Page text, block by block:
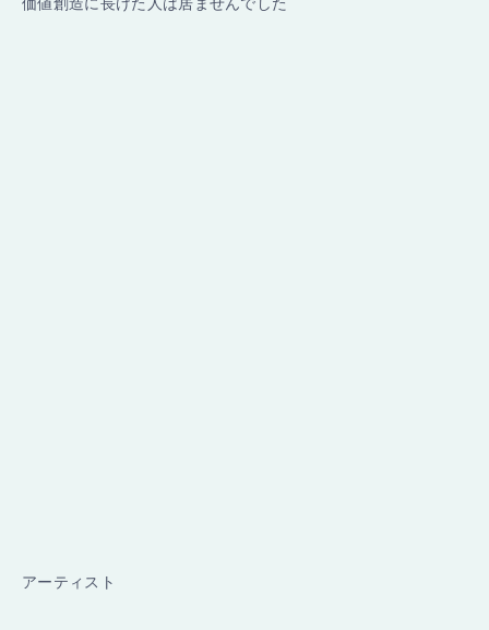
アーティスト